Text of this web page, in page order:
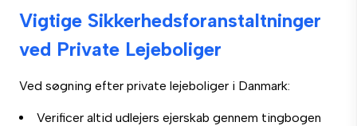
Vigtige Sikkerhedsforanstaltninger
ved Private Lejeboliger
Ved søgning efter private lejeboliger i Danmark:
Verificer altid udlejers ejerskab gennem tingbogen